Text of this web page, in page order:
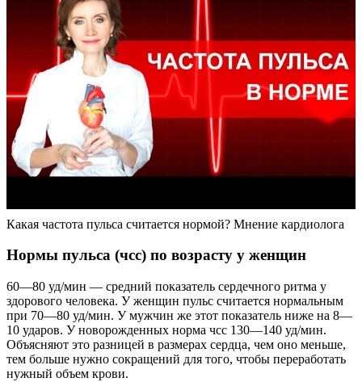
Какая частота пульса считается нормой? Мнение кардиолога
Нормы пульса (чсс) по возрасту у женщин
60—80 уд/мин — средний показатель сердечного ритма у
здорового человека. У женщин пульс считается нормальным
при 70—80 уд/мин. У мужчин же этот показатель ниже на 8—
10 ударов. У новорожденных норма чсс 130—140 уд/мин.
Объясняют это разницей в размерах сердца, чем оно меньше,
тем больше нужно сокращений для того, чтобы переработать
нужный объем крови.